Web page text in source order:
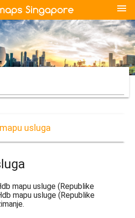
menu
usluga
mapu usluge (Republike
mapu usluge (Republike